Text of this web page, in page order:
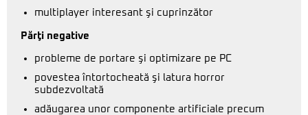
multiplayer interesant şi cuprinzător
Părţi negative
probleme de portare şi optimizare pe PC
povestea întortocheată şi latura horror
subdezvoltată
adăugarea unor componente artificiale precum